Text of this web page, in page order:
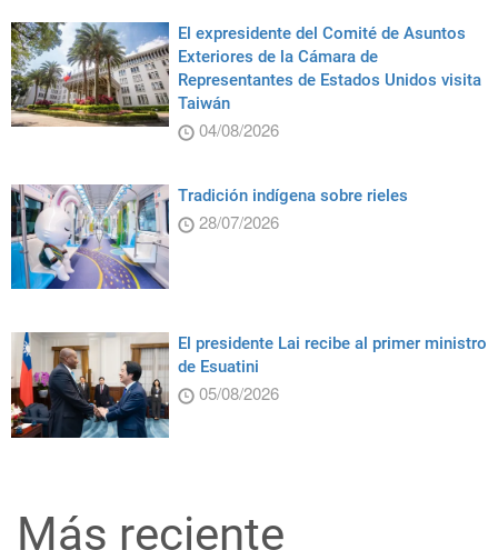
El expresidente del Comité de Asuntos
Exteriores de la Cámara de
Representantes de Estados Unidos visita
Taiwán
04/08/2026
Tradición indígena sobre rieles
28/07/2026
El presidente Lai recibe al primer ministro
de Esuatini
05/08/2026
Más reciente